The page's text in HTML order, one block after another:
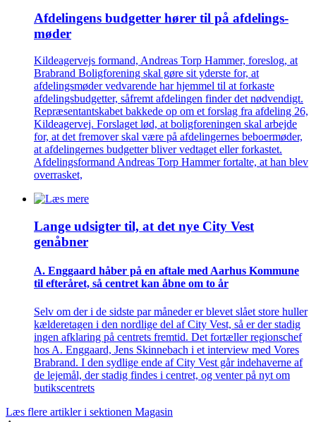
Afdelingens budgetter hører til på afdelings­
møder
Kildeagervejs formand, Andreas Torp Hammer, foreslog, at
Brabrand Boligforening skal gøre sit yderste for, at
afdelingsmøder vedvarende har hjemmel til at forkaste
afdelingsbudgetter, såfremt afdelingen finder det nødvendigt.
Repræsentantskabet bakkede op om et forslag fra afdeling 26,
Kildeagervej. Forslaget lød, at boligforeningen skal arbejde
for, at det fremover skal være på afdelingernes beboermøder,
at afdelingernes budgetter bliver vedtaget eller forkastet.
Afdelingsformand Andreas Torp Hammer fortalte, at han blev
overrasket,
Lange udsigter til, at det nye City Vest
genåbner
A. Enggaard håber på en aftale med Aarhus Kommune
til efteråret, så centret kan åbne om to år
Selv om der i de sidste par måneder er blevet slået store huller
kælderetagen i den nordlige del af City Vest, så er der stadig
ingen afklaring på centrets fremtid. Det fortæller regionschef
hos A. Enggaard, Jens Skinnebach i et interview med Vores
Brabrand. I den sydlige ende af City Vest går indehaverne af
de lejemål, der stadig findes i centret, og venter på nyt om
butikscentrets
Læs flere artikler i sektionen Magasin